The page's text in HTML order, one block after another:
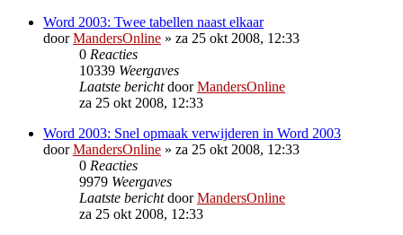
Word 2003: Twee tabellen naast elkaar
doorMandersOnline » za 25 okt 2008, 12:33
0 Reacties
10339 Weergaves
Laatste berichtdoorMandersOnline
za 25 okt 2008, 12:33
Word 2003: Snel opmaak verwijderen in Word 2003
doorMandersOnline » za 25 okt 2008, 12:33
0 Reacties
9979 Weergaves
Laatste berichtdoorMandersOnline
za 25 okt 2008, 12:33